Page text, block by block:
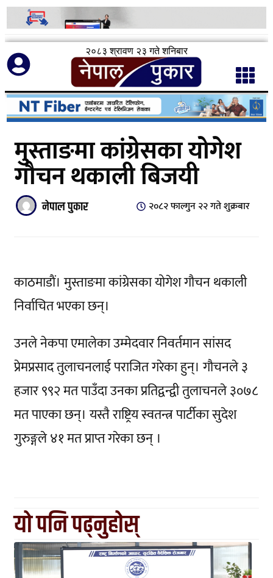
२०८३ श्रावण २३ गते शनिबार
मुस्ताङमा कांग्रेसका योगेश
गौचन थकाली बिजयी
नेपाल पुकार २०८२ फाल्गुन २२ गते शुक्रबार
काठमाडाैं। मुस्ताङमा कांग्रेसका योगेश गौचन थकाली
निर्वाचित भएका छन्।
उनले नेकपा एमालेका उम्मेदवार निवर्तमान सांसद
प्रेमप्रसाद तुलाचनलाई पराजित गरेका हुन्। गौचनले ३
हजार ९९२ मत पाउँदा उनका प्रतिद्वन्द्वी तुलाचनले ३०७८
मत पाएका छन्। यस्तै राष्ट्रिय स्वतन्त्र पार्टीका सुदेश
गुरुङ्गले ४१ मत प्राप्त गरेका छन् ।
यो पनि पढ्नुहोस्